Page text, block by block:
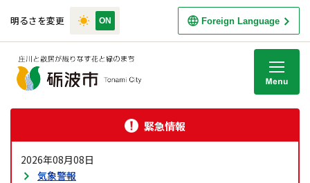
明るさを変更 Foreign Language
緊急情報
2026年08月08日
気象警報